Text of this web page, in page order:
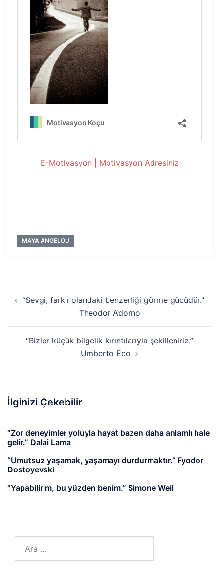
E-Motivasyon | Motivasyon Adresiniz
MAYA ANGELOU
dolaşımı
“Sevgi, farklı olandaki benzerliği görme gücüdür.”
Theodor Adorno
“Bizler küçük bilgelik kırıntılarıyla şekilleniriz.”
Umberto Eco
İlginizi Çekebilir
“Zor deneyimler yoluyla hayat bazen daha anlamlı hale
gelir.” Dalai Lama
“Umutsuz yaşamak, yaşamayı durdurmaktır.” Fyodor
Dostoyevski
“Yapabilirim, bu yüzden benim.” Simone Weil